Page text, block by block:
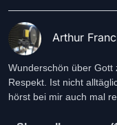
Arthur
Wunderschön über Gott
Respekt. Ist nicht
hörst bei mir auch mal